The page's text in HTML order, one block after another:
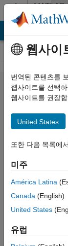
콘텐츠로 바로 가기
MATLAB
Answers
Incorrect
focal
length by
Camera
Calibrator?
Yuri
Rzhanov
2024 2월
27
업데이트
웹사이
번역된 콘텐츠를
웹사이트를 선택
웹사이트를 권장
United States
또한 다음 목록에
미주
América Latina
Canada (English)
United States
유럽